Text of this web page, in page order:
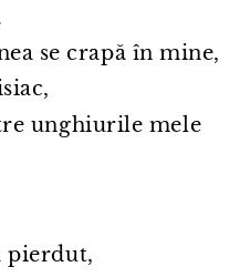
se crapă în mine,
unghiurile mele
pierdut,